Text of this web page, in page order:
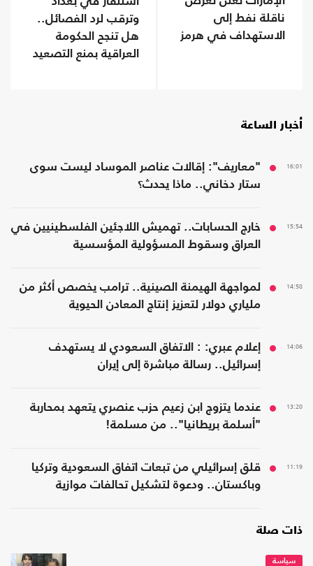
ناقلة نفط إلى
الاستهداف في هرمز
وترقب لرد الفصائل..
هل تنجح الحكومة
العراقية بمنع التصعيد
أخبار الساعة
16:01
"معاريف": إقالات عناصر الموساد ليست سوى
ستار دخاني.. ماذا يحدث؟
15:54
خارج الحسابات.. تهميش اللاجئين الفلسطينيين في
العراق وسقوط المسؤولية المؤسسية
14:58
لمواجهة الهيمنة الصينية.. ترامب يخصص أكثر من
ملياري دولار لتعزيز إنتاج المعادن الحيوية
14:06
إعلام عبري: : الاتفاق السعودي لا يستهدف
إسرائيل.. رسالة مباشرة إلى إيران
13:20
عندما يتزوج ابن زعيم حزب عنصري يتعهد بمحاربة
"أسلمة بريطانيا".. من مسلمة!
11:19
قلق إسرائيلي من تبعات اتفاق السعودية وتركيا
وباكستان.. ودعوة لتشكيل تحالفات موازية
ذات صلة
سياسة